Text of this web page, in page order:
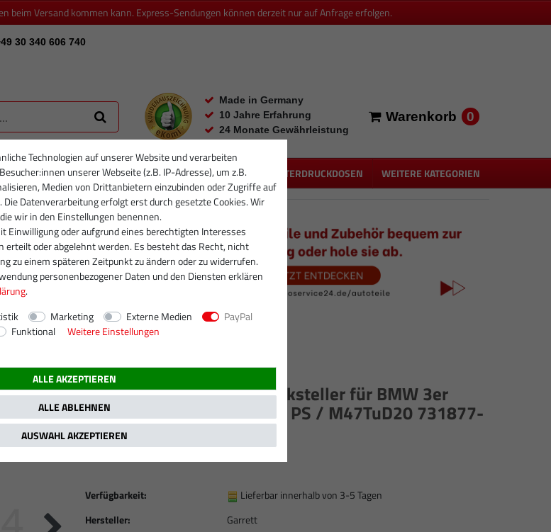
beim Versand kommen kann. Express-Sendungen können derzeit nur auf Anfrage erfolgen.
30 340 606 740
Made in Germany
10 Jahre Erfahrung
24 Monate Gewährleistung
Warenkorb 0
NEU INJEKTOREN RUMPFGRUPPEN UNTERDRUCKDOSEN WEITERE KATEGORIEN
Turbolader ohne Ladedrucksteller für BMW 3er
320d (E46) / 110 KW, 150 PS / M47TuD20 731877-
5009S 731877-0001
Verfügbarkeit:
Hersteller:
Lieferbar innerhalb von 3-5 Tagen
Garrett
Technologien auf unserer Website und verarbeiten
unserer Webseite (z.B. IP-Adresse), um z.B.
Medien von Drittanbietern einzubinden oder Zugriffe auf
Die Datenverarbeitung erfolgt erst durch gesetzte Cookies. Wir
wir in den Einstellungen benennen.
Einwilligung oder aufgrund eines berechtigten Interesses
erteilt oder abgelehnt werden. Es besteht das Recht, nicht
zu einem späteren Zeitpunkt zu ändern oder zu widerrufen.
personenbezogener Daten und den Diensten erklären
.
Marketing Externe Medien
PayPal
Funktional
Weitere Einstellungen
ALLE AKZEPTIEREN
ALLE ABLEHNEN
AUSWAHL AKZEPTIEREN